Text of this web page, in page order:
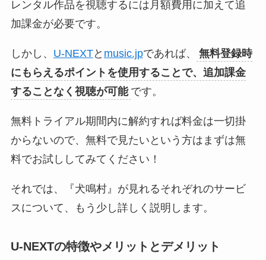
レンタル作品を視聴するには月額費用に加えて追
加課金が必要です。
しかし、 U-NEXTと music.jpであれば、
無料登録時
にもらえるポイントを使用することで、追加課金
することなく視聴が可能 です。
無料トライアル期間内に解約すれば料金は一切掛
からないので、無料で見たいという方はまずは無
料でお試ししてみてください！
それでは、『犬鳴村』が見れるそれぞれのサービ
スについて、もう少し詳しく説明します。
U-NEXTの特徴やメリットとデメリット